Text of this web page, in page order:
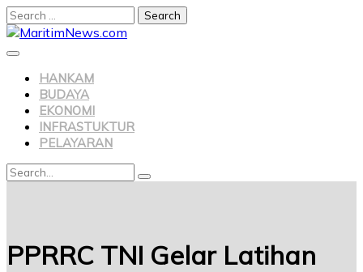
HANKAM
BUDAYA
EKONOMI
INFRASTUKTUR
PELAYARAN
PPRRC TNI Gelar Latihan